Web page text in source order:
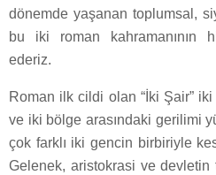
dönemde yaşanan toplumsal,
bu iki roman kahramanının
ederiz.
Roman ilk cildi olan “İki Şair”
ve iki bölge arasındaki gerilimi
çok farklı iki gencin birbiriyle
Gelenek, aristokrasi ve